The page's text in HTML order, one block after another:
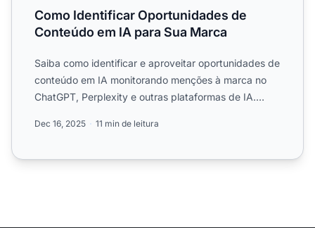
Como Identificar Oportunidades de
Conteúdo em IA para Sua Marca
Saiba como identificar e aproveitar oportunidades de
conteúdo em IA monitorando menções à marca no
ChatGPT, Perplexity e outras plataformas de IA.
Dec 16, 2025 11 min de leitura